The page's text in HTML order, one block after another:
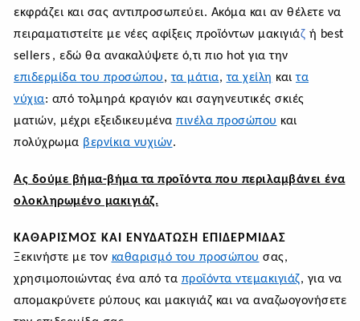
εκφράζει και σας αντιπροσωπεύει. Ακόμα και αν θέλετε να
πειραματιστείτε με νέες αφίξεις προϊόντων μακιγιάζ ή best
sellers , εδώ θα ανακαλύψετε ό,τι πιο hot για την
επιδερμίδα του προσώπου,τα μάτια,τα χείλη καιτα
νύχια: από τολμηρά κραγιόν και σαγηνευτικές σκιές
ματιών, μέχρι εξειδικευμένα πινέλα προσώπου και
πολύχρωμα βερνίκια νυχιών.
Ας δούμε βήμα-βήμα τα προϊόντα που περιλαμβάνει ένα
ολοκληρωμένο μακιγιάζ.
ΚΑΘΑΡΙΣΜΌΣ ΚΑΙ ΕΝΥΔΆΤΩΣΗ ΕΠΙΔΕΡΜΊΔΑΣ
Ξεκινήστε με τον καθαρισμό του προσώπου σας,
χρησιμοποιώντας ένα από τα προϊόντα ντεμακιγιάζ, για να
απομακρύνετε ρύπους και μακιγιάζ και να αναζωογονήσετε